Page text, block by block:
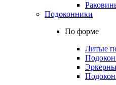
Подоконники
По форме
Литые